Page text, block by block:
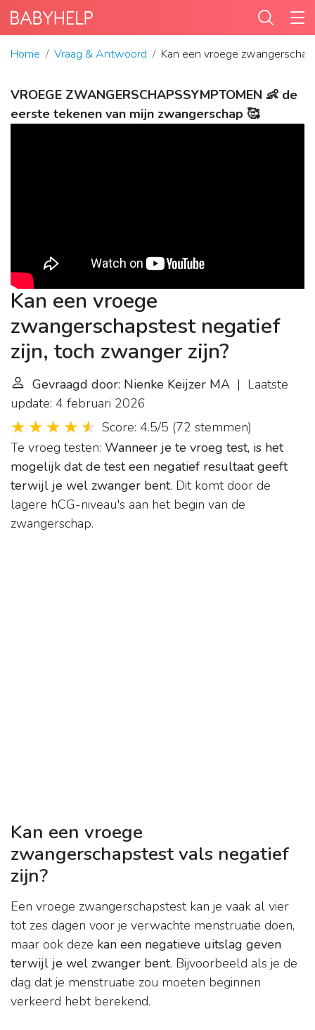
Home Vraag & Antwoord Kan een vroege
VROEGE ZWANGERSCHAPSSYMPTOMEN 👶 de
eerste tekenen van mijn zwangerschap 🥰
Kan een vroege
zwangerschapstest negatief
zijn, toch zwanger zijn?
Gevraagd door: Nienke Keijzer MA | Laatste
update: 4 februari 2026
Score: 4.5/5 (72 stemmen)
Te vroeg testen: Wanneer je te vroeg test, is het
mogelijk dat de test een negatief resultaat geeft
terwijl je wel zwanger bent. Dit komt door de
lagere hCG-niveau's aan het begin van de
zwangerschap.
Kan een vroege
zwangerschapstest vals negatief
zijn?
Een vroege zwangerschapstest kan je vaak al vier
tot zes dagen voor je verwachte menstruatie doen,
maar ook deze kan een negatieve uitslag geven
terwijl je wel zwanger bent. Bijvoorbeeld als je de
dag dat je menstruatie zou moeten beginnen
verkeerd hebt berekend.